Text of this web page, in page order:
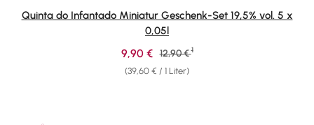
Durchschnittliche Bewertung von 5 von 5 Sternen
Quinta do Infantado Miniatur Geschenk-Set 19,5% vol. 5 x
0,05l
(39,60 € / 1 Liter)
Verkaufspreis:
9,90 € Regulärer Preis:
12,90 € 1